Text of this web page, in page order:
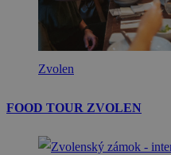
Zvolen
FOOD TOUR ZVOLEN